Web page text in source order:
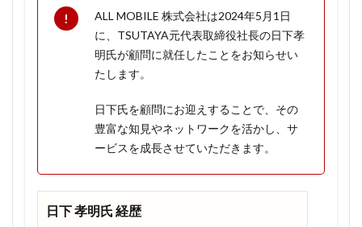
ってし
120GB
プラン
に変更
料はそ
のま
ま！
1.1.6
ワンコ
インキ
ALL MOBILE 株式会社は2024年5月1日
に、TSUTAYA元代表取締役社長の日下孝
明氏が顧問に就任したことをお知らせい
たします。
日下氏を顧問にお迎えすることで、その
豊富な知見やネットワークを活かし、サ
ービスを成長させていただきます。
日下 孝明氏 経歴